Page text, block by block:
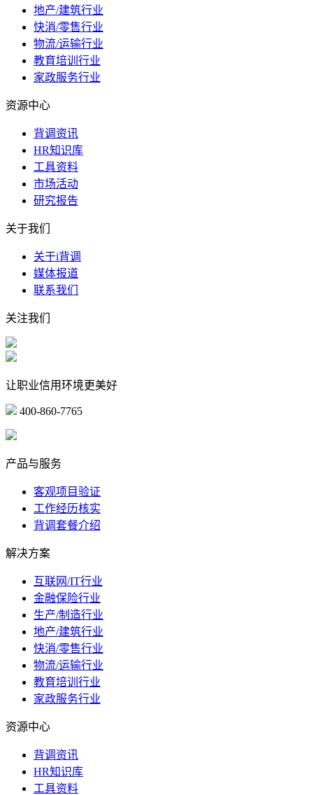
地产/建筑行业
快消/零售行业
物流/运输行业
教育培训行业
家政服务行业
资源中心
背调资讯
HR知识库
工具资料
市场活动
研究报告
关于我们
关于i背调
媒体报道
联系我们
关注我们
让职业信用环境更美好
400-860-7765
产品与服务
客观项目验证
工作经历核实
背调套餐介绍
解决方案
互联网/IT行业
金融保险行业
生产/制造行业
地产/建筑行业
快消/零售行业
物流/运输行业
教育培训行业
家政服务行业
资源中心
背调资讯
HR知识库
工具资料